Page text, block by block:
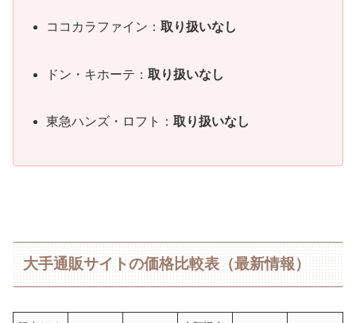
ココカラファイン：取り扱いなし
ドン・キホーテ：取り扱いなし
東急ハンズ・ロフト：取り扱いなし
大手通販サイトの価格比較表（最新情報）